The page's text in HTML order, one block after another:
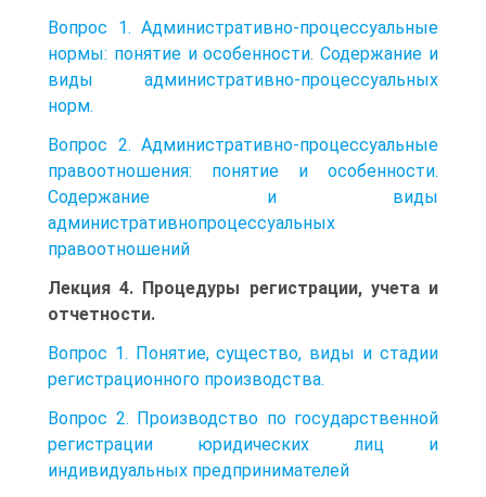
Вопрос 1. Административно-процессуальные
нормы: понятие и особенности. Содержание и
виды административно-процессуальных
норм.
Вопрос 2. Административно-процессуальные
правоотношения: понятие и особенности.
Содержание и виды
административнопроцессуальных
правоотношений
Лекция 4. Процедуры регистрации, учета и
отчетности.
Вопрос 1. Понятие, существо, виды и стадии
регистрационного производства.
Вопрос 2. Производство по государственной
регистрации юридических лиц и
индивидуальных предпринимателей